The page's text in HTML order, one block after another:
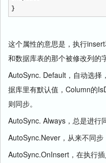
}
这个属性的意思是，执行
和数据库表的那个被修改列的
AutoSync. Default，自动选择
据库里有默认值，Column的
则同步。
AutoSync. Always，总是进行
AutoSync.Never，从来不同步
AutoSync.OnInsert，在执行